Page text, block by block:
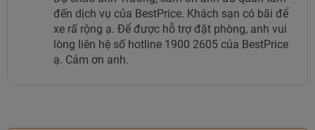
đến dịch vụ của BestPrice. Khách sạn có bãi để
xe rấ rộng ạ. Để được hỗ trợ đặt phòng, anh vui
lòng liên hệ số hotline 1900 2605 của BestPrice
ạ. Cảm ơn anh.